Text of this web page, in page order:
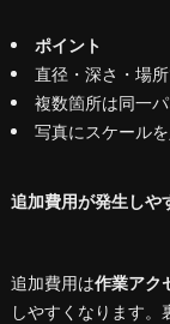
ポイント
直径・深さ・場
複数箇所は同一
写真にスケール
追加費用が発生しや
追加費用は作業アク
しやすくなります